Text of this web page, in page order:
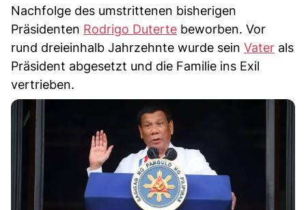
Nachfolge des umstrittenen bisherigen
Präsidenten Rodrigo Duterte beworben. Vor
rund dreieinhalb Jahrzehnte wurde sein Vater als
Präsident abgesetzt und die Familie ins Exil
vertrieben.